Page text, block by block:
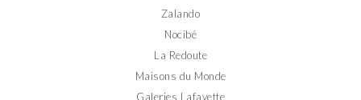
Zalando
Nocibé
La Redoute
Maisons du Monde
Galeries Lafayette